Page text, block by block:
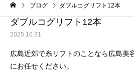
Warning
: Undefined variable
content/themes/cure_tcd082/
ブログ ダブルコグリフト12本
ダブルコグリフト12本
2025.10.31
広島近郊で糸リフトのことなら広島美
にお任せください。